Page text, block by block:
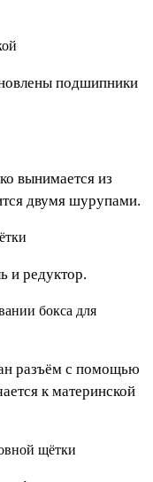
подшипники
вынимается из
двумя шурупами.
и редуктор.
разъём с помощью
к материнской